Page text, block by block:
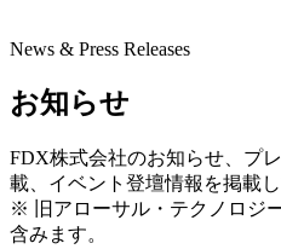
News & Press Releases
お知らせ
FDX株式会社のお知らせ、プ
載、イベント登壇情報を掲載し
※ 旧アローサル・テクノロジ
含みます。